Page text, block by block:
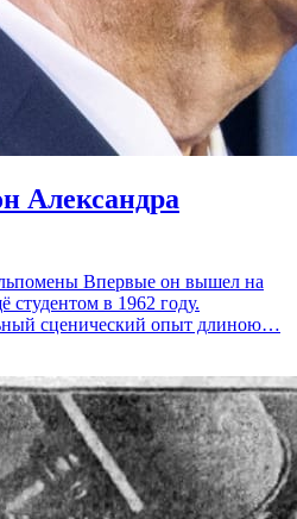
Александра
Впервые он вышел на
студентом в 1962 году.
сценический опыт длиною…